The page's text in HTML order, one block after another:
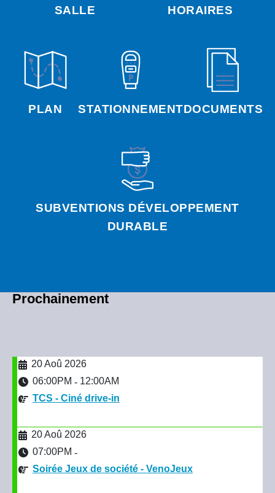
SALLE HORAIRES
PLAN STATIONNEMENTDOCUMENTS
SUBVENTIONS DÉVELOPPEMENT
DURABLE
Prochainement
20 Aoû 2026
06:00PM - 12:00AM
TCS - Ciné drive-in
20 Aoû 2026
07:00PM -
Soirée Jeux de société - VenoJeux